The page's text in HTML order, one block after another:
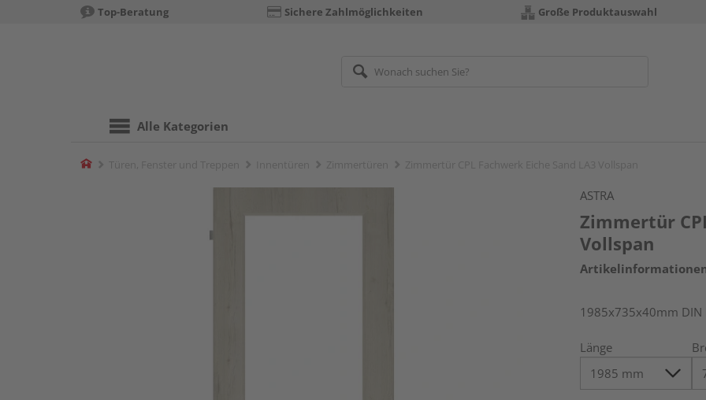
Top-Beratung Sichere Zahlmöglichkeiten Große Produktauswahl
Alle Kategorien
Home
ASTRA
Zimmertür
Vollspan
1985x735x40mm
Länge